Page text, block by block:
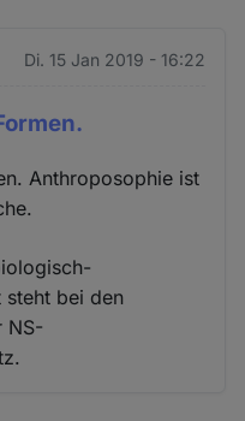
Di. 15 Jan 2019 - 16:22
Anthroposophie ist
steht bei den
NS-